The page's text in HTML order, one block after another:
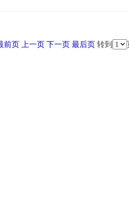
前页 上一页 下一页 最后页 转到